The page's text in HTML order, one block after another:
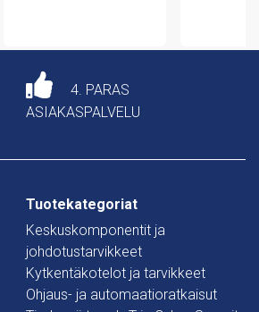
4. PARAS
ASIAKASPALVELU
Tuotekategoriat
Keskuskomponentit ja
johdotustarvikkeet
Kytkentäkotelot ja tarvikkeet
Ohjaus- ja automaatioratkaisut